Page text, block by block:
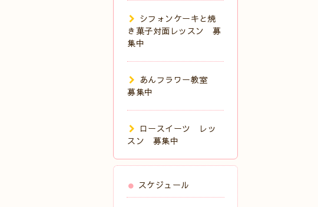
シフォンケーキと焼
き菓子対面レッスン 募
集中
あんフラワー教室
募集中
ロースイーツ レッ
スン 募集中
スケジュール